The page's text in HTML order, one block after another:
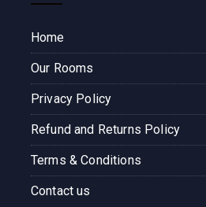
Home
Our Rooms
Privacy Policy
Refund and Returns Policy
Terms & Conditions
Contact us